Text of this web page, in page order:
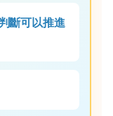
斷可以推進